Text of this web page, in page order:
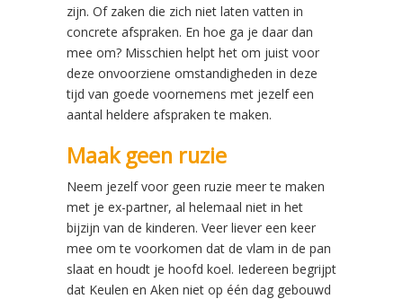
zijn. Of zaken die zich niet laten vatten in
concrete afspraken. En hoe ga je daar dan
mee om? Misschien helpt het om juist voor
deze onvoorziene omstandigheden in deze
tijd van goede voornemens met jezelf een
aantal heldere afspraken te maken.
Maak geen ruzie
Neem jezelf voor geen ruzie meer te maken
met je ex-partner, al helemaal niet in het
bijzijn van de kinderen. Veer liever een keer
mee om te voorkomen dat de vlam in de pan
slaat en houdt je hoofd koel. Iedereen begrijpt
dat Keulen en Aken niet op één dag gebouwd